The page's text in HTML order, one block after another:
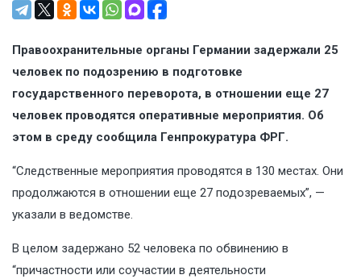
Правоохранительные органы Германии задержали 25
человек по подозрению в подготовке
государственного переворота, в отношении еще 27
человек проводятся оперативные мероприятия. Об
этом в среду сообщила Генпрокуратура ФРГ.
“Следственные мероприятия проводятся в 130 местах. Они
продолжаются в отношении еще 27 подозреваемых”, —
указали в ведомстве.
В целом задержано 52 человека по обвинению в
“причастности или соучастии в деятельности